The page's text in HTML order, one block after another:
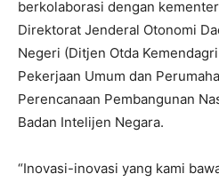
berkolaborasi dengan
Direktorat Jenderal Otonomi
Negeri (Ditjen Otda
Pekerjaan Umum dan
Perencanaan Pembangunan
Badan Intelijen Negara.
“Inovasi-inovasi yang kami